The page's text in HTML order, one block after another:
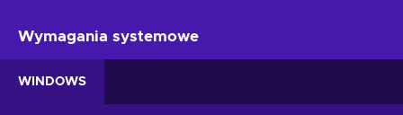
Wymagania systemowe
WINDOWS